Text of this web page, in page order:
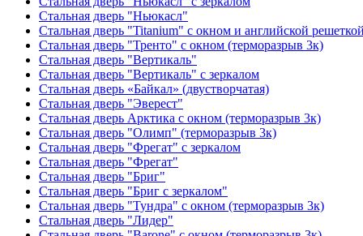
Стальная дверь "Ньюкасл"
Стальная дверь "Titanium" с окном и английской
Стальная дверь "Тренто" с окном (терморазрыв 3к)
Стальная дверь "Вертикаль"
Стальная дверь "Вертикаль" с зеркалом
Стальная дверь «Байкал» (двустворчатая)
Стальная дверь "Эверест"
Стальная дверь Арктика с окном (терморазрыв 3к)
Стальная дверь "Олимп" (терморазрыв 3к)
Стальная дверь "Фрегат" с зеркалом
Стальная дверь "Фрегат"
Стальная дверь "Бриг"
Стальная дверь "Бриг с зеркалом"
Стальная дверь "Тундра" с окном (терморазрыв 3к)
Стальная дверь "Лидер"